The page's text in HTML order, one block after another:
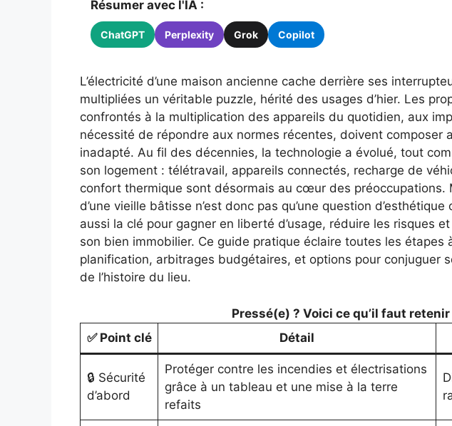
Résumer avec l'IA :
ChatGPT Perplexity Grok Copilot
L’électricité d’une maison ancienne cache derrière ses
multipliées un véritable puzzle, hérité des usages d’hier. Les
confrontés à la multiplication des appareils du quotidien, aux
nécessité de répondre aux normes récentes, doivent composer
inadapté. Au fil des décennies, la technologie a évolué, tout
son logement : télétravail, appareils connectés, recharge de
confort thermique sont désormais au cœur des préoccupations.
d’une vieille bâtisse n’est donc pas qu’une question
aussi la clé pour gagner en liberté d’usage, réduire les risques
son bien immobilier. Ce guide pratique éclaire toutes les étapes
planification, arbitrages budgétaires, et options pour conjuguer
de l’histoire du lieu.
Pressé(e) ? Voici ce qu’il faut retenir
✅ Point clé
Détail
🔒 Sécurité
d’abord
Protéger contre les incendies et électrisations
grâce à un tableau et une mise à la terre
refaits